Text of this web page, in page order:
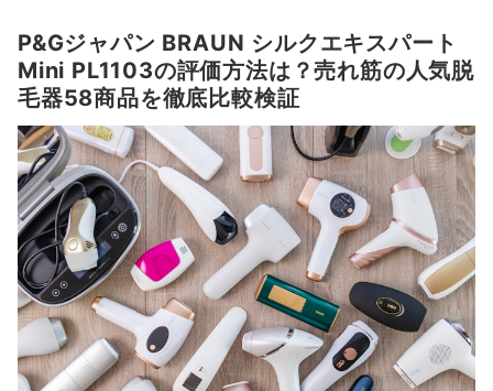
P&Gジャパン BRAUN シルクエキスパート
Mini PL1103の評価方法は？売れ筋の人気脱
毛器58商品を徹底比較検証